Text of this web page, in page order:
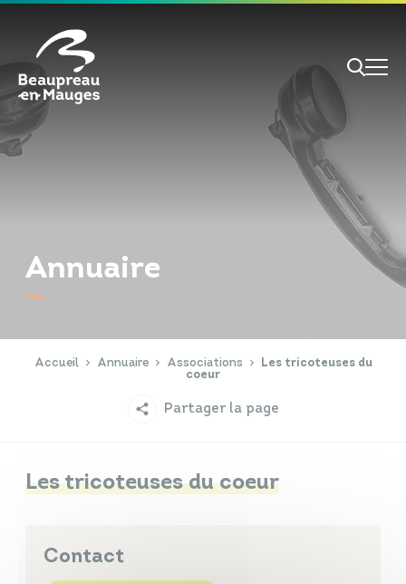
RECHERCHE
Annuaire
Accueil Annuaire Associations
Les tricoteuses du
coeur
Partager la page
Les tricoteuses du coeur
Contact
Annuaires
Cookies management panel